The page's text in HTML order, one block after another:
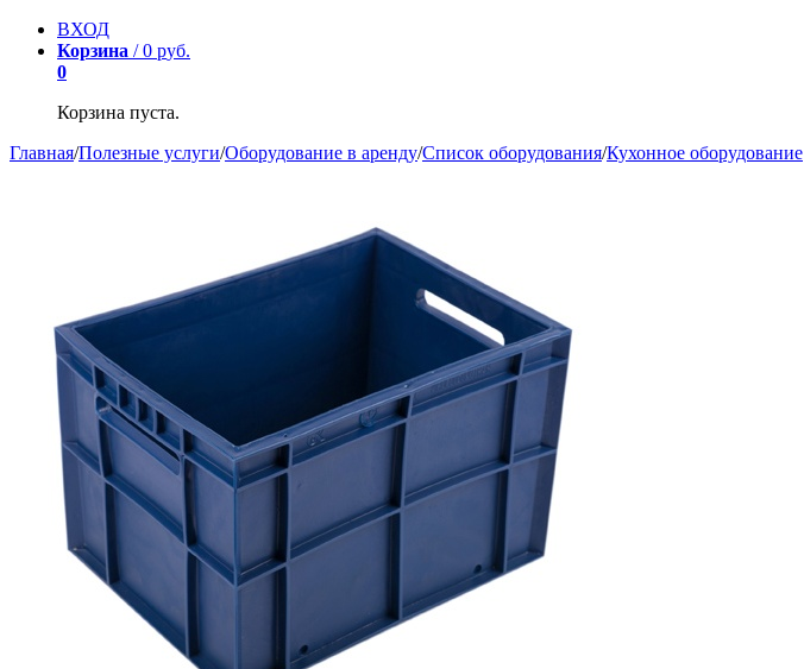
ВХОД
Корзина /0 руб.
0
Корзина пуста.
Главная/Полезные услуги/Оборудование в аренду/Список оборудования/Кухонное оборудование